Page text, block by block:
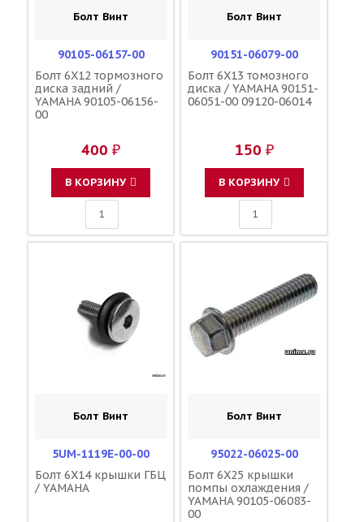
Болт Винт
90105-06157-00
Болт 6X12 тормозного
диска задний /
YAMAHA 90105-06156-
00
400 ₽
В КОРЗИНУ
Болт Винт
90151-06079-00
Болт 6X13 томозного
диска / YAMAHA 90151-
06051-00 09120-06014
150 ₽
В КОРЗИНУ
Болт Винт
5UM-1119E-00-00
Болт 6X14 крышки ГБЦ
/ YAMAHA
Болт Винт
95022-06025-00
Болт 6X25 крышки
помпы охлаждения /
YAMAHA 90105-06083-
00